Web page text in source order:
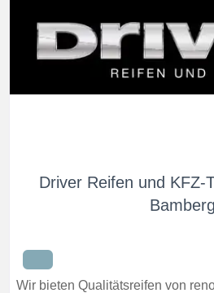
Driver Reifen und KFZ-
Bamberg
Wir bieten Qualitätsreifen von